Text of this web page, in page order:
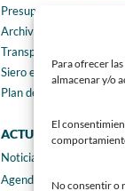
Para ofrecer
almacenar y/o
El
No consentir o
Presupuestos municipales
Archivo municipal
Transparencia
Siero en Cifras
Plan de igualdad
ACTUALIDAD
Noticias
Agenda